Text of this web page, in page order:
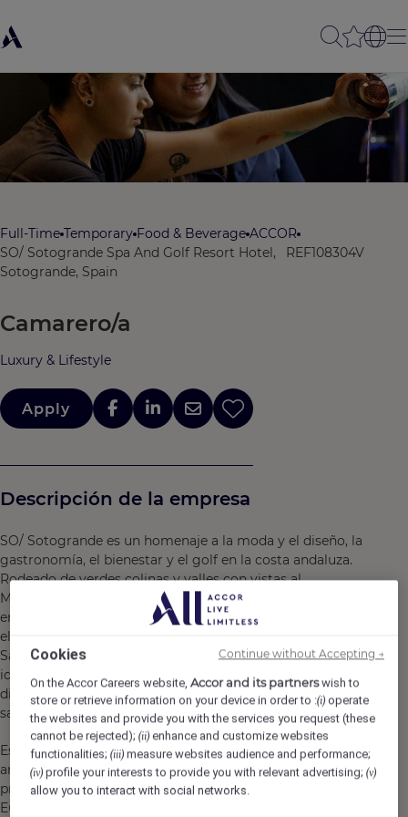
Full-Time Temporary Food & Beverage ACCOR
SO/ Sotogrande Spa And Golf Resort Hotel,
Sotogrande, Spain
REF108304V
Camarero/a
Luxury & Lifestyle
Apply
Descripción de la empresa
SO/ Sotogrande es un homenaje a la moda y el diseño, la
gastronomía, el bienestar y el golf en la costa andaluza.
Rodeado de verdes colinas y valles con vistas al
Mediterráneo, SO/ Sotogrande Spa & Golf Resort se
encuentra en un enclave único. El resort ha recuperado
el espíritu acogedor y la esencia del antiguo Cortijo de
Santa María de la Higuera, convirtiéndolo en un lugar
idílico donde familias y amigos celebran la vida,
disfrutan juntos de la serenidad y de un estilo de vida
saludable y contemporáneo.
Es el destino preferido en la Costa del Sol para los
amantes del golf, disfrutando de una ubicación
privilegiada rodeado de los 7 mejores campos de golf de
Europa. Cuenta con 152 habitaciones y 36 suites y unas
Cookies
On the Accor Careers website,Accor and its partnerswish to
store or retrieve information on your device in order to :(i) operate
the websites and provide you with the services you request (these
cannot be rejected);(ii) enhance and customize websites
functionalities;(iii) measure websites audience and performance;
(iv) profile your interests to provide you with relevant advertising;(v)
allow you to interact with social networks.
Continue without Accepting →